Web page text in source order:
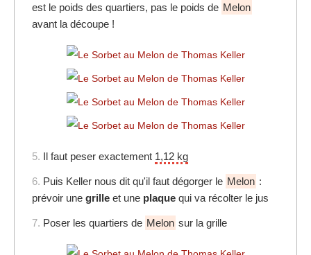
est le poids des quartiers, pas le poids de Melon
avant la découpe !
5. Il faut peser exactement 1,12 kg
6. Puis Keller nous dit qu'il faut dégorger le Melon :
prévoir une grille et une plaque qui va récolter le jus
7. Poser les quartiers de Melon sur la grille